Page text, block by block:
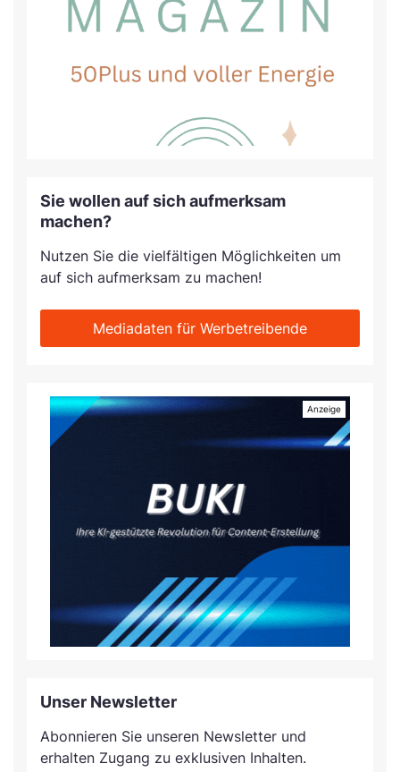
Sie wollen auf sich aufmerksam
machen?
Nutzen Sie die vielfältigen Möglichkeiten um
auf sich aufmerksam zu machen!
Mediadaten für Werbetreibende
Unser Newsletter
Abonnieren Sie unseren Newsletter und
erhalten Zugang zu exklusiven Inhalten.